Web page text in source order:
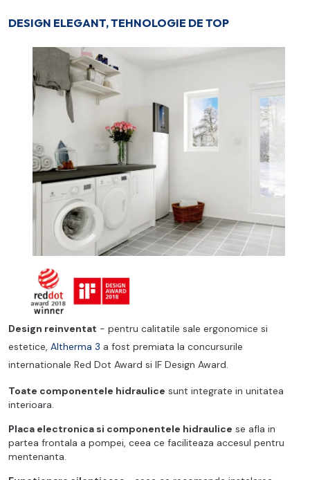
DESIGN ELEGANT, TEHNOLOGIE DE TOP
Design reinventat - pentru calitatile sale ergonomice si
estetice, Altherma 3 a fost premiata la concursurile
internationale Red Dot Award si IF Design Award.
Toate componentele hidraulice sunt integrate in unitatea
interioara.
Placa electronica si componentele hidraulice se afla in
partea frontala a pompei, ceea ce faciliteaza accesul pentru
mentenanta.